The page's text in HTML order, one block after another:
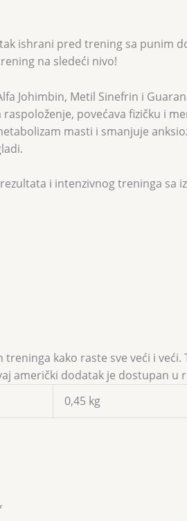
ishrani pred trening sa punim
na sledeći nivo!
Johimbin, Metil Sinefrin i
povećava fizičku i
masti i smanjuje
i intenzivnog treninga sa
kako raste sve veći i
američki dodatak je dostupan u
0,45 kg